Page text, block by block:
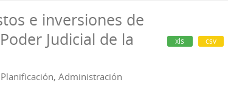
e inversiones de
Judicial de la
Administración
xls csv